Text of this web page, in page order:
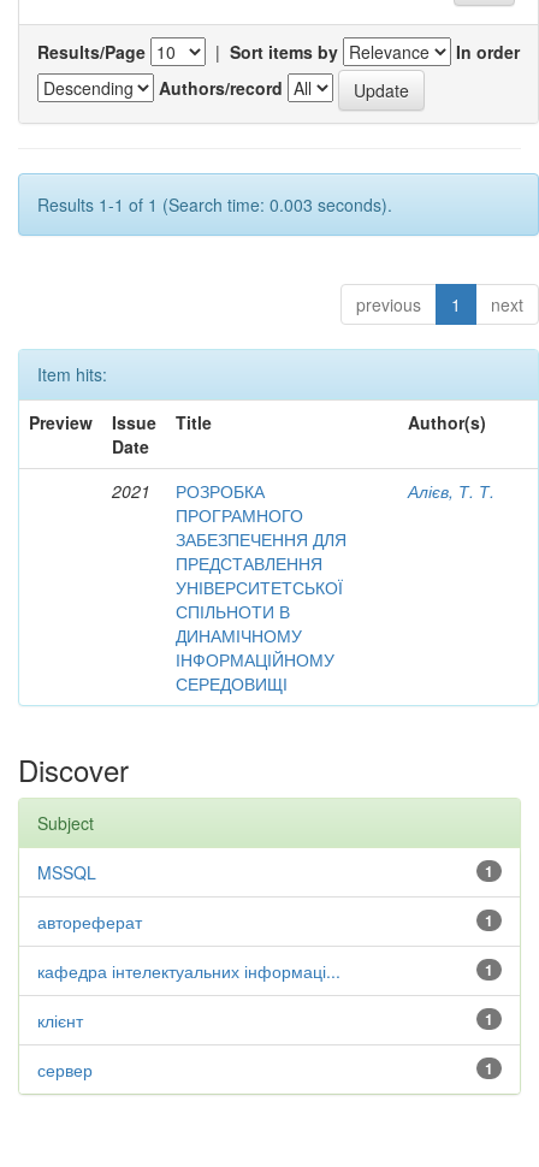
Results/Page | Sort items by
In order
Authors/record
Results 1-1 of 1 (Search time: 0.003 seconds).
previous 1 next
Item hits:
Preview
Issue
Date
Title Author(s)
2021
РОЗРОБКА
ПРОГРАМНОГО
ЗАБЕЗПЕЧЕННЯ ДЛЯ
ПРЕДСТАВЛЕННЯ
УНІВЕРСИТЕТСЬКОЇ
СПІЛЬНОТИ В
ДИНАМІЧНОМУ
ІНФОРМАЦІЙНОМУ
СЕРЕДОВИЩІ
Алієв, Т. Т.
Discover
Subject
1
MSSQL
1
автореферат
1
кафедра інтелектуальних інформаці...
1
клієнт
1
сервер